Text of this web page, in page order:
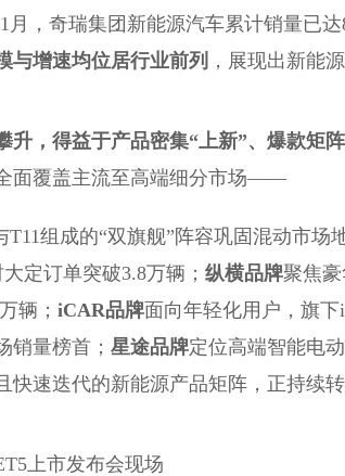
月，奇瑞集团新能源汽车累计销量已达
与增速均位居行业前列 ，展现出新能
升 ，得益于产品密集“上新”、爆款矩阵
面覆盖主流至高端细分市场——
T11组成的“双旗舰”阵容巩固混动市
定订单突破3.8万辆； 纵横品牌聚焦
辆； iCAR品牌面向年轻化用户，旗
销量榜首； 星途品牌定位高端智能电
快速迭代的新能源产品矩阵，正持续
上市发布会现场